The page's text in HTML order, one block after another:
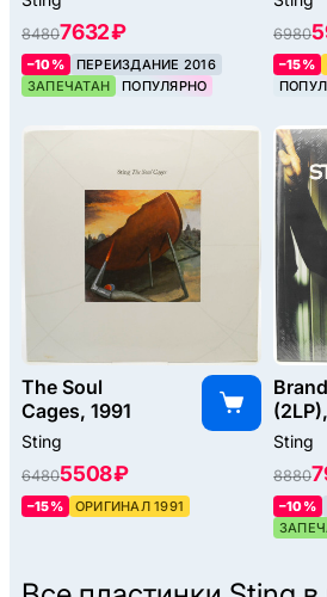
84807632 ₽
–10%
ПЕРЕИЗДАНИЕ 2016
ЗАПЕЧАТАН
ПОПУЛЯРНО
6980
–15%
The Soul
Cages, 1991
Sting
64805508 ₽
–15% ОРИГИНАЛ 1991
Sting
8880
–10%